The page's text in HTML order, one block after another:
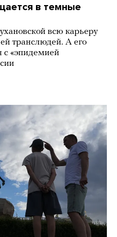
в темные
всю карьеру
транслюдей. А его
с «эпидемией